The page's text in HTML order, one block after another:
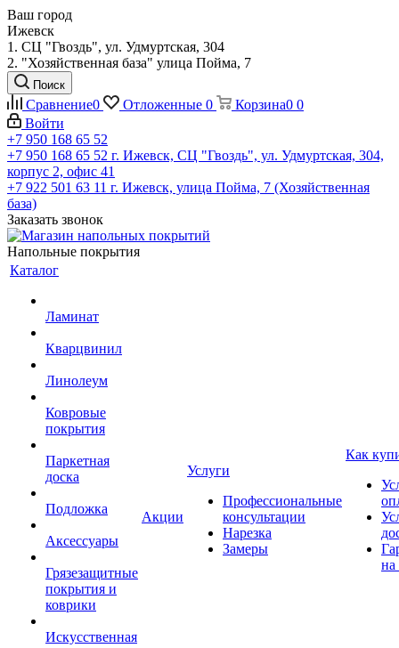
Ваш город
Ижевск
1. СЦ "Гвоздь", ул. Удмуртская, 304
2. "Хозяйственная база" улица Пойма, 7
Поиск
Сравнение0 Отложенные 0 Корзина0 0
Войти
+7 950 168 65 52
+7 950 168 65 52 г. Ижевск, СЦ "Гвоздь", ул. Удмуртская, 304,
корпус 2, офис 41
+7 922 501 63 11 г. Ижевск, улица Пойма, 7 (Хозяйственная
база)
Заказать звонок
Напольные покрытия
Каталог
Ламинат
Кварцвинил
Линолеум
Ковровые
покрытия
Паркетная
доска
Подложка
Аксессуары
Грязезащитные
покрытия и
коврики
Искусственная
Акции
Услуги
Профессиональные
консультации
Нарезка
Замеры
Как
на